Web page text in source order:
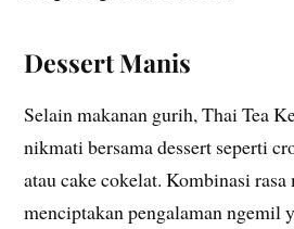
Dessert Manis
Selain makanan gurih, Thai Tea
nikmati bersama dessert seperti
atau cake cokelat. Kombinasi
menciptakan pengalaman ngemil